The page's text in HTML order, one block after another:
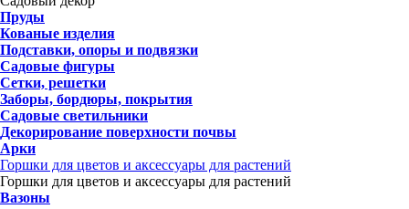
Пруды
Кованые изделия
Подставки, опоры и подвязки
Садовые фигуры
Сетки, решетки
Заборы, бордюры, покрытия
Садовые светильники
Декорирование поверхности почвы
Арки
Горшки для цветов и аксессуары для растений
Горшки для цветов и аксессуары для растений
Вазоны